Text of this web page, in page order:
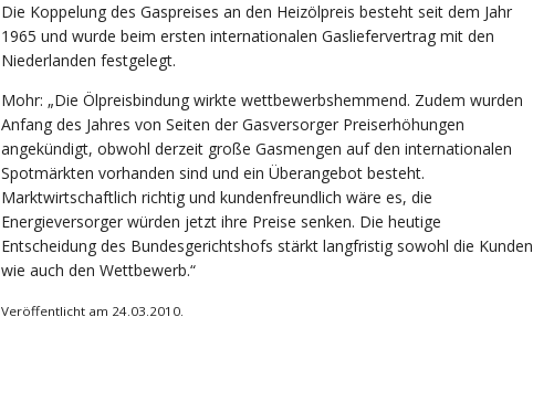
Die Koppelung des Gaspreises an den Heizölpreis besteht seit dem Jahr
1965 und wurde beim ersten internationalen Gasliefervertrag mit den
Niederlanden festgelegt.
Mohr: „Die Ölpreisbindung wirkte wettbewerbshemmend. Zudem wurden
Anfang des Jahres von Seiten der Gasversorger Preiserhöhungen
angekündigt, obwohl derzeit große Gasmengen auf den internationalen
Spotmärkten vorhanden sind und ein Überangebot besteht.
Marktwirtschaftlich richtig und kundenfreundlich wäre es, die
Energieversorger würden jetzt ihre Preise senken. Die heutige
Entscheidung des Bundesgerichtshofs stärkt langfristig sowohl die Kunden
wie auch den Wettbewerb.“
Veröffentlicht am 24.03.2010.